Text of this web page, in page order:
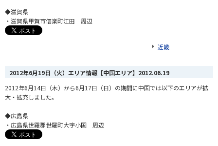
◆滋賀県
・滋賀県甲賀市信楽町江田 周辺
近畿
2012年6月19日（火）エリア情報【中国エリア】 2012.06.19
2012年6月14日（木）から6月17日（日）の期間に中国では以下のエリアが拡
大・拡充しました。
◆広島県
・広島県世羅郡世羅町大字小国 周辺